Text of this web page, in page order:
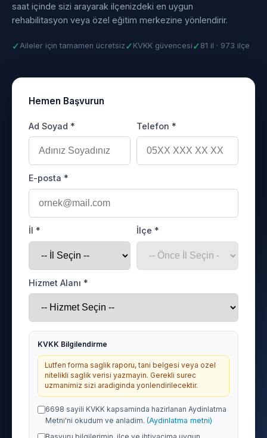
saat içinde sizi arayarak ilçenizdeki en uygun
rehabilitasyon veya özel eğitim merkezine yönlendirir.
✓Aileler için tamamen ücretsiz ✓ KVKK güvencesi ✓ 81 il · 973 ilçe
Hemen Başvurun
Ad Soyad * Telefon *
E-posta *
İl * İlçe *
Hizmet Alanı *
KVKK Bilgilendirme
Lutfen forma saglik raporu, tani belgesi veya ozel
nitelikli saglik verisi yazmayin. Gerekli surec
uzmanimiz sizi aradiginda yonlendirilecektir.
6698 sayili KVKK kapsaminda hazirlanan Aydinlatma
Metni'ni okudum ve anladim. (Aydinlatma metni)